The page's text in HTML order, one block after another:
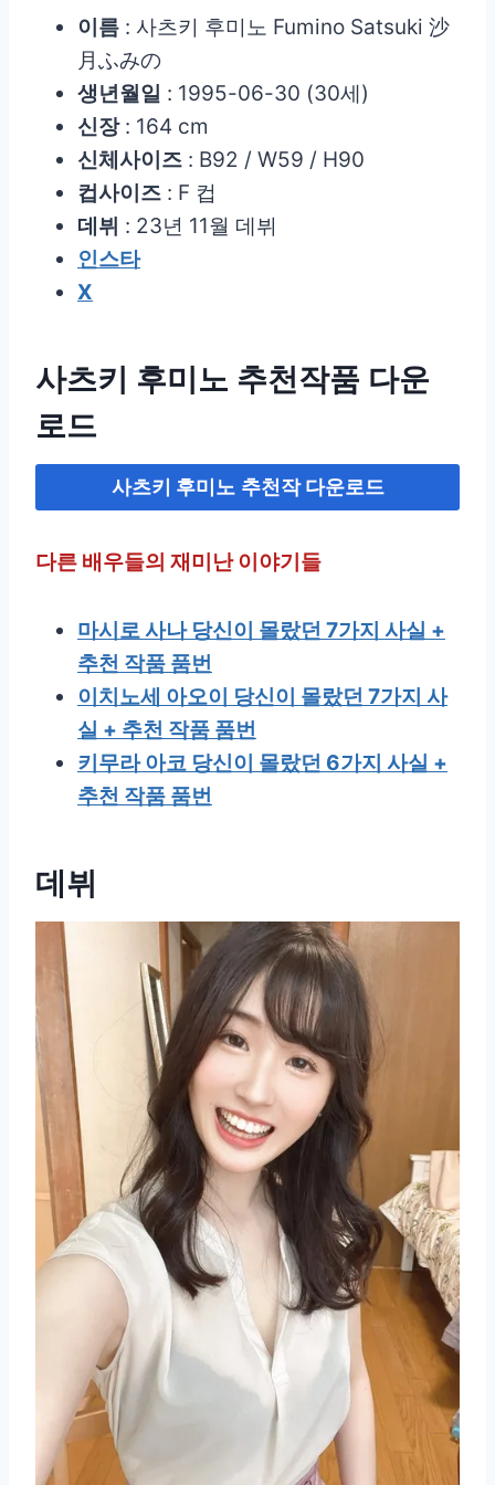
이름 : 사츠키 후미노 Fumino Satsuki 沙
月ふみの
생년월일 : 1995-06-30 (30세)
신장: 164 cm
신체사이즈 : B92 / W59 / H90
컵사이즈 : F 컵
데뷔 : 23년 11월 데뷔
인스타
X
사츠키 후미노 추천작품 다운
로드
사츠키 후미노 추천작 다운로드
다른 배우들의 재미난 이야기들
마시로 사나 당신이 몰랐던 7가지 사실 +
추천 작품 품번
이치노세 아오이 당신이 몰랐던 7가지 사
실 + 추천 작품 품번
키무라 아코 당신이 몰랐던 6가지 사실 +
추천 작품 품번
데뷔